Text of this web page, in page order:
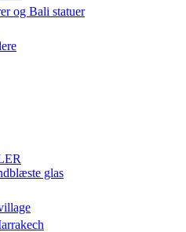
og Bali statuer
glas